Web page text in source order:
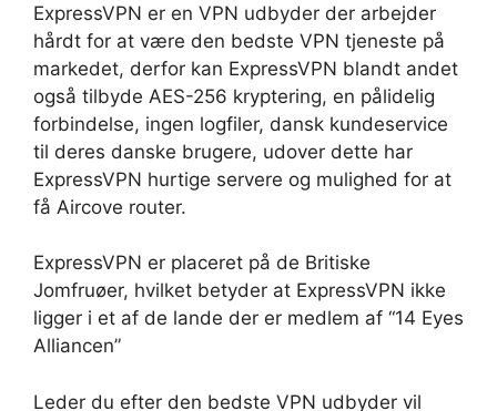
ExpressVPN er en VPN udbyder der arbejder
hårdt for at være den bedste VPN tjeneste på
markedet, derfor kan ExpressVPN blandt andet
også tilbyde AES-256 kryptering, en pålidelig
forbindelse, ingen logfiler, dansk kundeservice
til deres danske brugere, udover dette har
ExpressVPN hurtige servere og mulighed for at
få Aircove router.
ExpressVPN er placeret på de Britiske
Jomfruøer, hvilket betyder at ExpressVPN ikke
ligger i et af de lande der er medlem af “14 Eyes
Alliancen”
Leder du efter den bedste VPN udbyder vil